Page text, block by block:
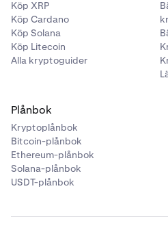
Köp XRP
Köp Cardano
Köp Solana
Köp Litecoin
Alla kryptoguider
Plånbok
Kryptoplånbok
Bitcoin-plånbok
Ethereum-plånbok
Solana-plånbok
USDT-plånbok